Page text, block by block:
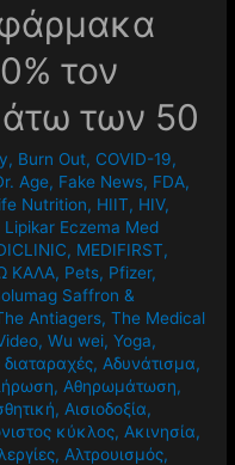
τον
των 50
, Burn Out, COVID-19,
Age, Fake News, FDA,
Nutrition, HIIT, HIV,
Lipikar Eczema Med
, MEDIFIRST,
ΚΑΛΑ, Pets, Pfizer,
Saffron &
Antiagers,The Medical
,Wu wei,Yoga,
διαταραχές, Αδυνάτισμα,
, Αθηρωμάτωση,
, Αισιοδοξία,
κύκλος, Ακινησία,
, Αλτρουισμός,